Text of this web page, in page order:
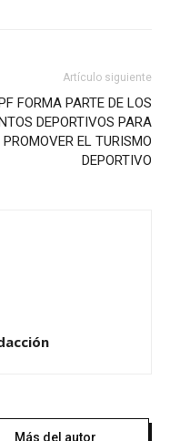
Artículo siguiente
FORMA PARTE DE LOS
DEPORTIVOS PARA
PROMOVER EL TURISMO
DEPORTIVO
Más del autor